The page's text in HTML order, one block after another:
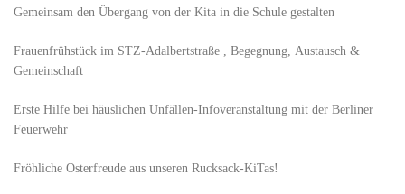
Gemeinsam den Übergang von der Kita in die Schule gestalten
Frauenfrühstück im STZ-Adalbertstraße , Begegnung, Austausch &
Gemeinschaft
Erste Hilfe bei häuslichen Unfällen-Infoveranstaltung mit der Berliner
Feuerwehr
Fröhliche Osterfreude aus unseren Rucksack-KiTas!